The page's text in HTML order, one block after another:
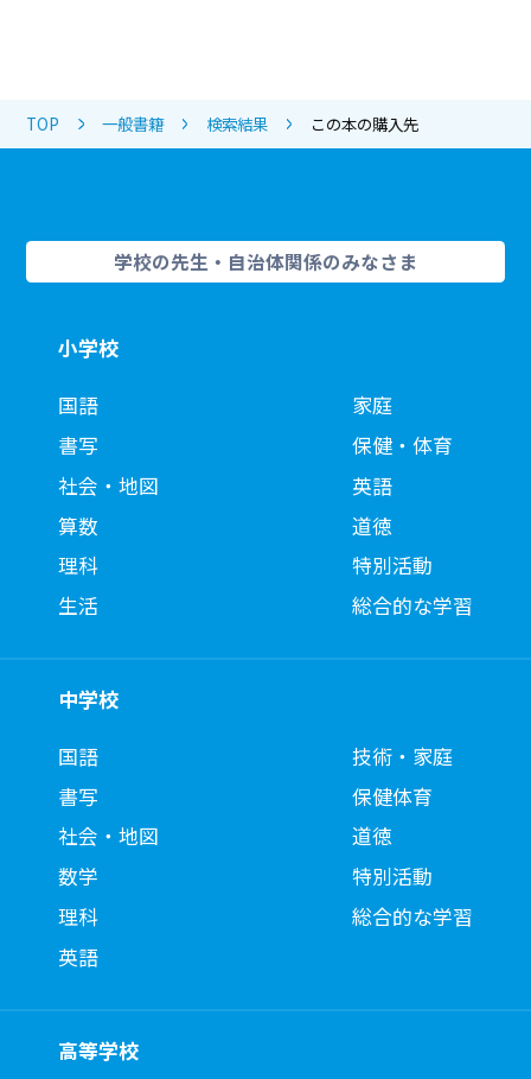
TOP 一般書籍 検索結果 この本の購入先
学校の先生・自治体関係のみなさま
小学校
国語
書写
社会・地図
算数
理科
生活
家庭
保健・体育
英語
道徳
特別活動
総合的な学習
中学校
国語
書写
社会・地図
数学
理科
英語
技術・家庭
保健体育
道徳
特別活動
総合的な学習
高等学校